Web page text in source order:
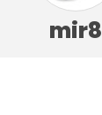
mir8